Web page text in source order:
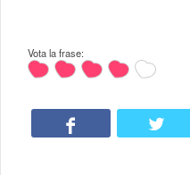
Vota la frase: